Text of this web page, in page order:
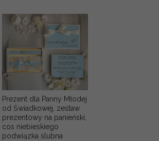
Prezent dla Panny Młodej
od Świadkowej, zestaw
prezentowy na panieński,
cos niebieskiego
podwiązka ślubna